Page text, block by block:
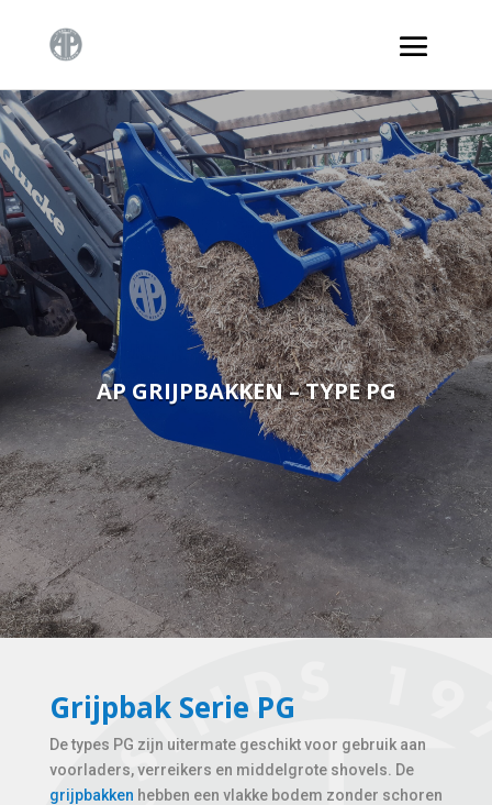
AP GRIJPBAKKEN – TYPE PG
Grijpbak Serie PG
De types PG zijn uitermate geschikt voor gebruik aan
voorladers, verreikers en middelgrote shovels. De
grijpbakken hebben een vlakke bodem zonder schoren